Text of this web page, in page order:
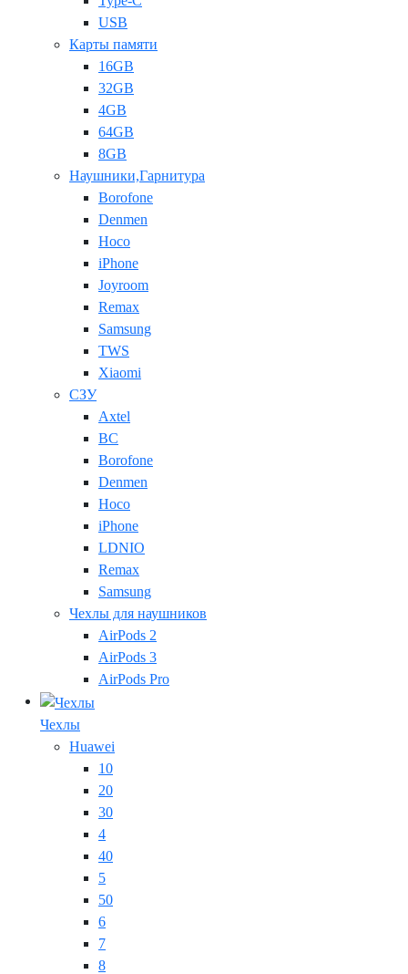
USB
Карты памяти
16GB
32GB
4GB
64GB
8GB
Наушники,Гарнитура
Borofone
Denmen
Hoco
iPhone
Joyroom
Remax
Samsung
TWS
Xiaomi
СЗУ
Axtel
BC
Borofone
Denmen
Hoco
iPhone
LDNIO
Remax
Samsung
Чехлы для наушников
AirPods 2
AirPods 3
AirPods Pro
Чехлы
Huawei
10
20
30
4
40
5
50
6
7
8